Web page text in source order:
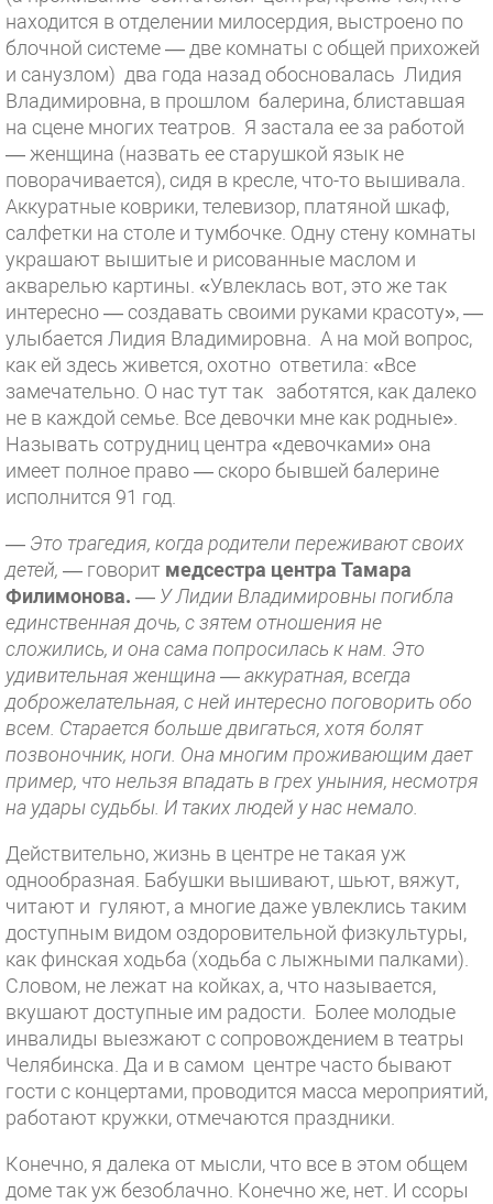
находится в отделении милосердия, выстроено по
блочной системе — две комнаты с общей прихожей
и санузлом) два года назад обосновалась Лидия
Владимировна, в прошлом балерина, блиставшая
на сцене многих театров. Я застала ее за работой
— женщина (назвать ее старушкой язык не
поворачивается), сидя в кресле, что-то вышивала.
Аккуратные коврики, телевизор, платяной шкаф,
салфетки на столе и тумбочке. Одну стену комнаты
украшают вышитые и рисованные маслом и
акварелью картины. «Увлеклась вот, это же так
интересно — создавать своими руками красоту», —
улыбается Лидия Владимировна. А на мой вопрос,
как ей здесь живется, охотно ответила: «Все
замечательно. О нас тут так заботятся, как далеко
не в каждой семье. Все девочки мне как родные».
Называть сотрудниц центра «девочками» она
имеет полное право — скоро бывшей балерине
исполнится 91 год.
— Это трагедия, когда родители переживают своих
детей, — говорит медсестра центра Тамара
Филимонова. — У Лидии Владимировны погибла
единственная дочь, с зятем отношения не
сложились, и она сама попросилась к нам. Это
удивительная женщина — аккуратная, всегда
доброжелательная, с ней интересно поговорить обо
всем. Старается больше двигаться, хотя болят
позвоночник, ноги. Она многим проживающим дает
пример, что нельзя впадать в грех уныния, несмотря
на удары судьбы. И таких людей у нас немало.
Действительно, жизнь в центре не такая уж
однообразная. Бабушки вышивают, шьют, вяжут,
читают и гуляют, а многие даже увлеклись таким
доступным видом оздоровительной физкультуры,
как финская ходьба (ходьба с лыжными палками).
Словом, не лежат на койках, а, что называется,
вкушают доступные им радости. Более молодые
инвалиды выезжают с сопровождением в театры
Челябинска. Да и в самом центре часто бывают
гости с концертами, проводится масса мероприятий,
работают кружки, отмечаются праздники.
Конечно, я далека от мысли, что все в этом общем
доме так уж безоблачно. Конечно же, нет. И ссоры